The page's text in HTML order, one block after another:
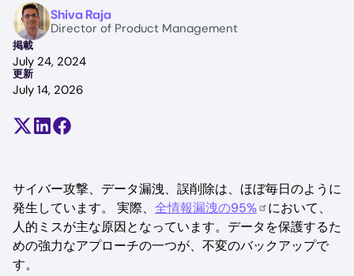
ImageShiva Raja
Director of Product Management
掲載
July 24, 2024
更新
July 14, 2026
Share on X (formerly Twitter)
Share on LinkedIn
Share on Facebook
サイバー攻撃、データ漏洩、誤削除は、ほぼ毎日のように
発生しています。 実際、 全情報漏洩の95%
において、
人的ミスが主な原因となっています。データを保護するた
めの強力なアプローチの一つが、不変のバックアップで
す。